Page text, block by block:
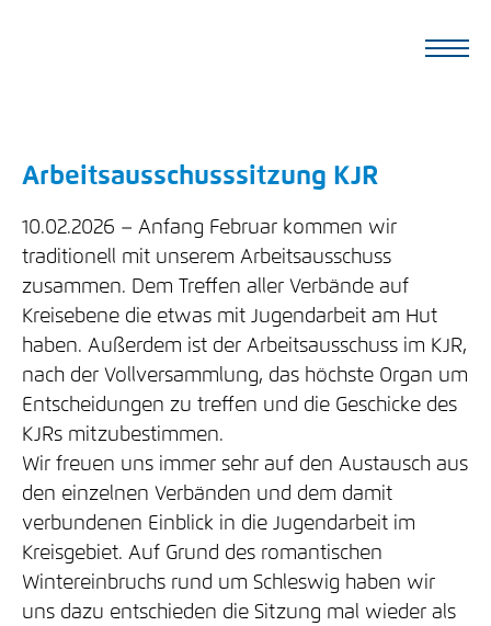
Arbeitsausschusssitzung KJR
10.02.2026
Anfang Februar kommen wir
traditionell mit unserem Arbeitsausschuss
zusammen. Dem Treffen aller Verbände auf
Kreisebene die etwas mit Jugendarbeit am Hut
haben. Außerdem ist der Arbeitsausschuss im KJR,
nach der Vollversammlung, das höchste Organ um
Entscheidungen zu treffen und die Geschicke des
KJRs mitzubestimmen.
Wir freuen uns immer sehr auf den Austausch aus
den einzelnen Verbänden und dem damit
verbundenen Einblick in die Jugendarbeit im
Kreisgebiet. Auf Grund des romantischen
Wintereinbruchs rund um Schleswig haben wir
uns dazu entschieden die Sitzung mal wieder als